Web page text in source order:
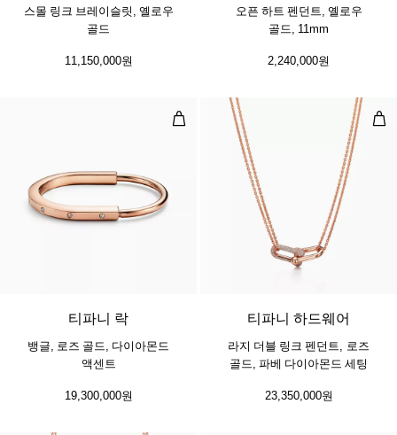
스몰 링크 브레이슬릿, 옐로우
골드
11,150,000원
오픈 하트 펜던트, 옐로우
골드, 11mm
2,240,000원
뱅글, 로즈 골드, 다이아몬드 액센트
3 소재
티파니 락
뱅글, 로즈 골드, 다이아몬드
액센트
19,300,000원
라
티파니 하드웨어
라지 더블 링크 펜던트, 로즈
골드, 파베 다이아몬드 세팅
23,350,000원